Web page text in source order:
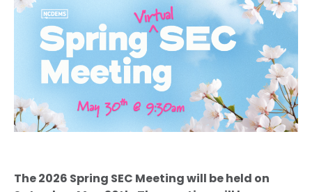
The 2026 Spring SEC Meeting will be held on